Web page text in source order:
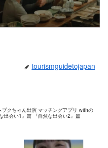
tourismguidetojapan
プクちゃん出演 マッチングアプリ withの
CM 『自然な出会い1』篇 『自然な出会い2』篇